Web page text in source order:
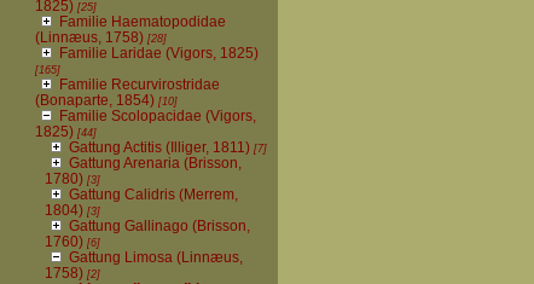
1825)[25]
Familie Haematopodidae
(Linnæus, 1758)[28]
Familie Laridae (Vigors, 1825)
[165]
Familie Recurvirostridae
(Bonaparte, 1854)[10]
Familie Scolopacidae (Vigors,
1825)[44]
Gattung Actitis (Illiger, 1811)[7]
Gattung Arenaria (Brisson,
1780)[3]
Gattung Calidris (Merrem,
1804)[3]
Gattung Gallinago (Brisson,
1760)[6]
Gattung Limosa (Linnæus,
1758) [2]